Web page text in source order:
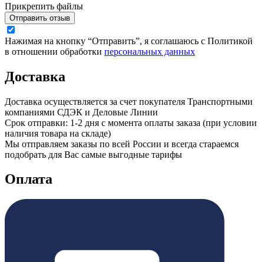
Прикрепить файлы
Отправить отзыв
Нажимая на кнопку “Отправить”, я соглашаюсь с Политикой
в отношении обработки персональных данных
Доставка
Доставка осуществляется за счет покупателя Транспортными
компаниями СДЭК и Деловые Линии
Срок отправки: 1-2 дня с момента оплаты заказа (при условии
наличия товара на складе)
Мы отправляем заказы по всей России и всегда стараемся
подобрать для Вас самые выгодные тарифы
Оплата